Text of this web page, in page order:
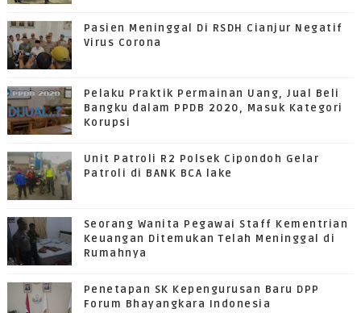
Pasien Meninggal Di RSDH Cianjur Negatif
Virus Corona
Pelaku Praktik Permainan Uang, Jual Beli
Bangku dalam PPDB 2020, Masuk Kategori
Korupsi
Unit Patroli R2 Polsek Cipondoh Gelar
Patroli di BANK BCA lake
Seorang Wanita Pegawai Staff Kementrian
Keuangan Ditemukan Telah Meninggal di
Rumahnya
Penetapan SK Kepengurusan Baru DPP
Forum Bhayangkara Indonesia